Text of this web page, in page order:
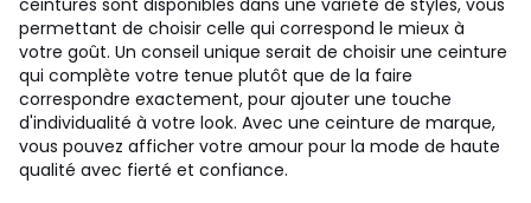
ceintures sont disponibles dans une variété de styles, vous
permettant de choisir celle qui correspond le mieux à
votre goût. Un conseil unique serait de choisir une ceinture
qui complète votre tenue plutôt que de la faire
correspondre exactement, pour ajouter une touche
d'individualité à votre look. Avec une ceinture de marque,
vous pouvez afficher votre amour pour la mode de haute
qualité avec fierté et confiance.